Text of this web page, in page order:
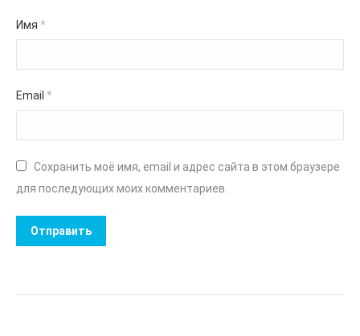
Имя *
Email *
Сохранить моё имя, email и адрес сайта в этом браузере
для последующих моих комментариев.